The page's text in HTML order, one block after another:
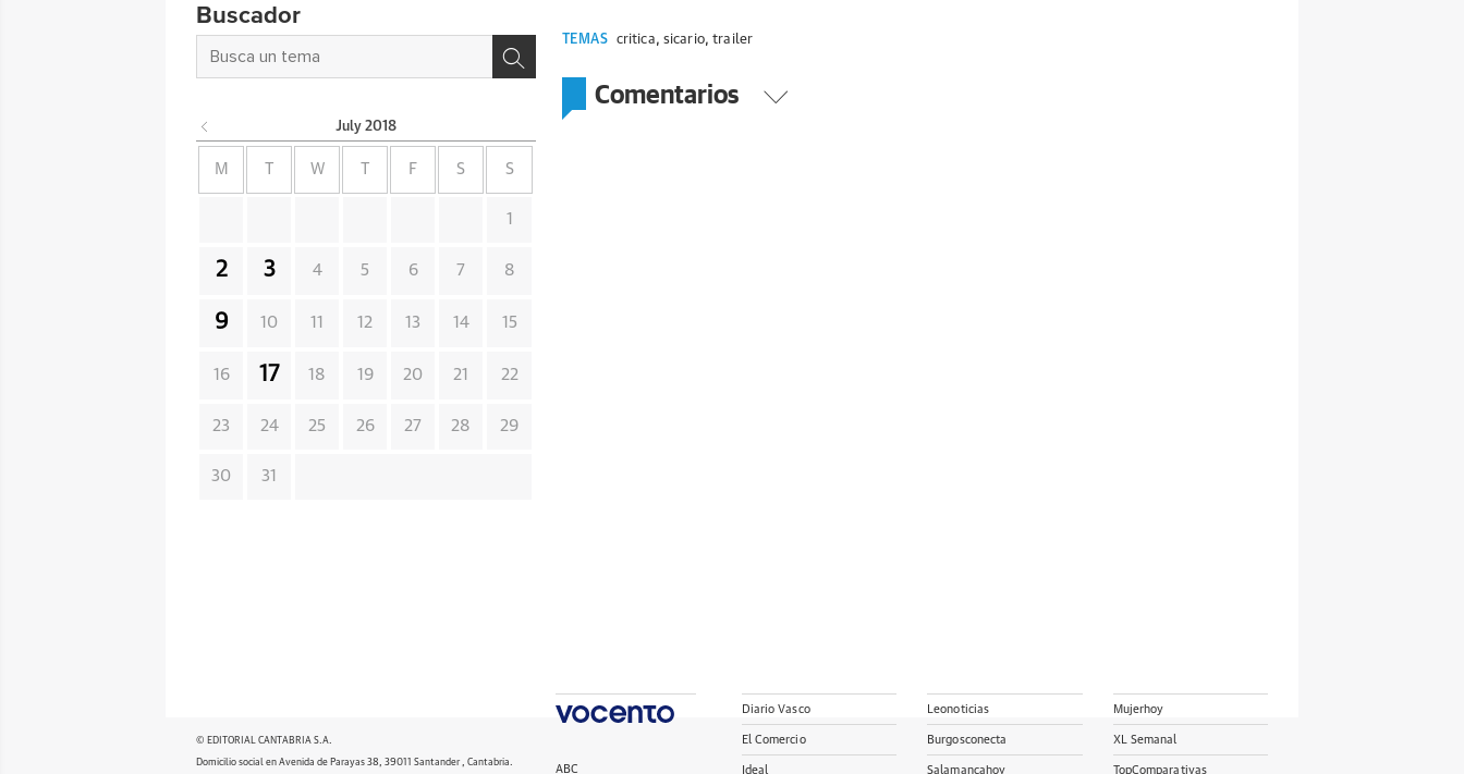
TEMAS critica, sicario,trailer
Comentarios
Buscador
July 2018
M W F S S
1
2 3 4 5 6 7 8
9 10 11 12 13 14 15
16 17 18 19 20 21 22
23 24 25 26 27 28 29
30 31
© EDITORIAL CANTABRIA S.A.
Domicilio social en Avenida de Parayas 38, 39011 Santander , Cantabria.
ABC
Diario Vasco
El Comercio
Ideal
Leonoticias
Burgosconecta
Salamancahoy
Mujerhoy
XL Semanal
TopComparativas